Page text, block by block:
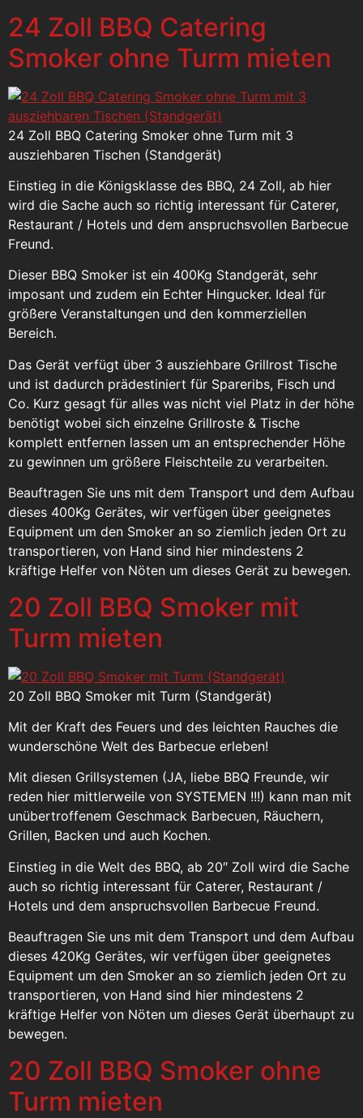
24 Zoll BBQ Catering
Smoker ohne Turm mieten
24 Zoll BBQ Catering Smoker ohne Turm mit 3
ausziehbaren Tischen (Standgerät)
Einstieg in die Königsklasse des BBQ, 24 Zoll, ab hier
wird die Sache auch so richtig interessant für Caterer,
Restaurant / Hotels und dem anspruchsvollen Barbecue
Freund.
Dieser BBQ Smoker ist ein 400Kg Standgerät, sehr
imposant und zudem ein Echter Hingucker. Ideal für
größere Veranstaltungen und den kommerziellen
Bereich.
Das Gerät verfügt über 3 ausziehbare Grillrost Tische
und ist dadurch prädestiniert für Spareribs, Fisch und
Co. Kurz gesagt für alles was nicht viel Platz in der höhe
benötigt wobei sich einzelne Grillroste & Tische
komplett entfernen lassen um an entsprechender Höhe
zu gewinnen um größere Fleischteile zu verarbeiten.
Beauftragen Sie uns mit dem Transport und dem Aufbau
dieses 400Kg Gerätes, wir verfügen über geeignetes
Equipment um den Smoker an so ziemlich jeden Ort zu
transportieren, von Hand sind hier mindestens 2
kräftige Helfer von Nöten um dieses Gerät zu bewegen.
20 Zoll BBQ Smoker mit
Turm mieten
20 Zoll BBQ Smoker mit Turm (Standgerät)
Mit der Kraft des Feuers und des leichten Rauches die
wunderschöne Welt des Barbecue erleben!
Mit diesen Grillsystemen (JA, liebe BBQ Freunde, wir
reden hier mittlerweile von SYSTEMEN !!!) kann man mit
unübertroffenem Geschmack Barbecuen, Räuchern,
Grillen, Backen und auch Kochen.
Einstieg in die Welt des BBQ, ab 20″ Zoll wird die Sache
auch so richtig interessant für Caterer, Restaurant /
Hotels und dem anspruchsvollen Barbecue Freund.
Beauftragen Sie uns mit dem Transport und dem Aufbau
dieses 420Kg Gerätes, wir verfügen über geeignetes
Equipment um den Smoker an so ziemlich jeden Ort zu
transportieren, von Hand sind hier mindestens 2
kräftige Helfer von Nöten um dieses Gerät überhaupt zu
bewegen.
20 Zoll BBQ Smoker ohne
Turm mieten